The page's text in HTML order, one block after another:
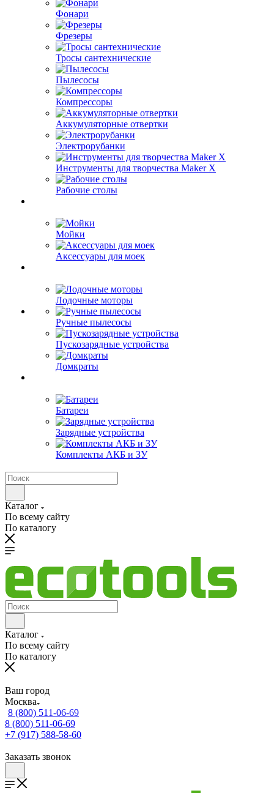
Фонари
Фрезеры
Тросы сантехнические
Пылесосы
Компрессоры
Аккумуляторные отвертки
Электрорубанки
Инструменты для творчества Maker X
Рабочие столы
Мойки
Аксессуары для моек
Лодочные моторы
Ручные пылесосы
Пускозарядные устройства
Домкраты
Батареи
Зарядные устройства
Комплекты АКБ и ЗУ
Каталог
По всему сайту
По каталогу
Каталог
По всему сайту
По каталогу
Ваш город
Москва
8 (800) 511-06-69
8 (800) 511-06-69
+7 (917) 588-58-60
Заказать звонок